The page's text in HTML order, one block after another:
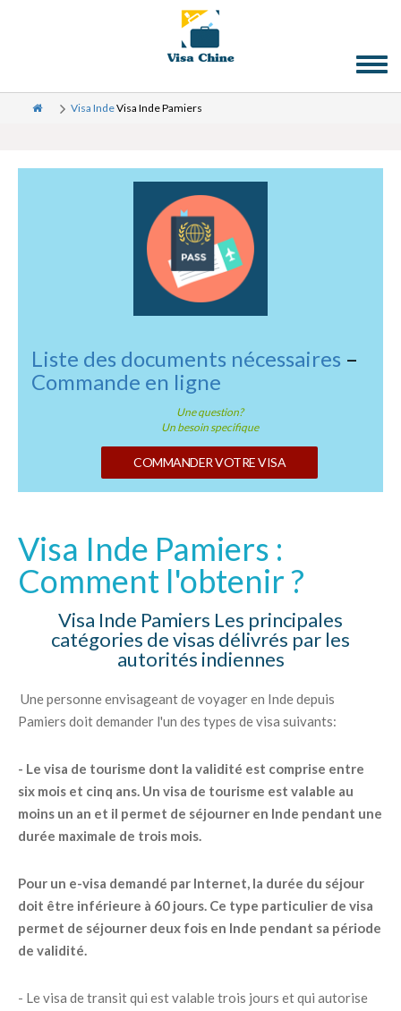
Visa IndeVisa Inde Pamiers
Liste des documents nécessaires –
Commande en ligne
Une question?
Un besoin specifique
COMMANDER VOTRE VISA
Visa Inde Pamiers :
Comment l'obtenir ?
Visa Inde Pamiers Les principales
catégories de visas délivrés par les
autorités indiennes
Une personne envisageant de voyager en Inde depuis
Pamiers doit demander l'un des types de visa suivants:
- Le visa de tourisme dont la validité est comprise entre
six mois et cinq ans. Un visa de tourisme est valable au
moins un an et il permet de séjourner en Inde pendant une
durée maximale de trois mois.
Pour un e-visa demandé par Internet, la durée du séjour
doit être inférieure à 60 jours. Ce type particulier de visa
permet de séjourner deux fois en Inde pendant sa période
de validité.
- Le visa de transit qui est valable trois jours et qui autorise